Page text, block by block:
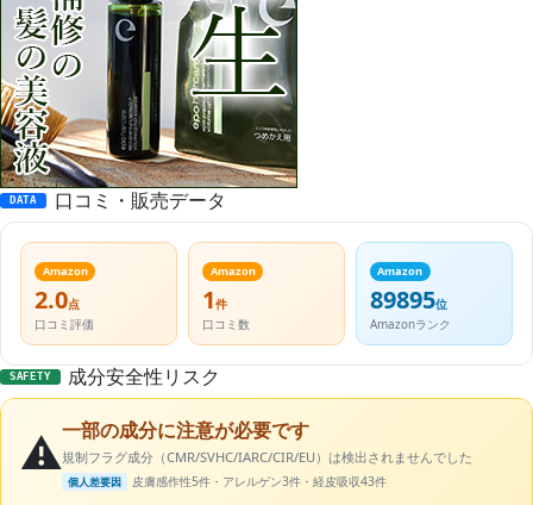
DATA 口コミ・販売データ
Amazon
2.0点
口コミ評価
Amazon
1件
口コミ数
Amazon
89895位
Amazonランク
SAFETY 成分安全性リスク
⚠️一部の成分に注意が必要です
規制フラグ成分（CMR/SVHC/IARC/CIR/EU）は検出されませんでした
個人差要因 皮膚感作性5件・アレルゲン3件・経皮吸収43件